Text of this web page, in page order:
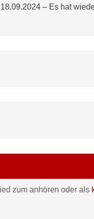
– Es hat
zum anhören oder als